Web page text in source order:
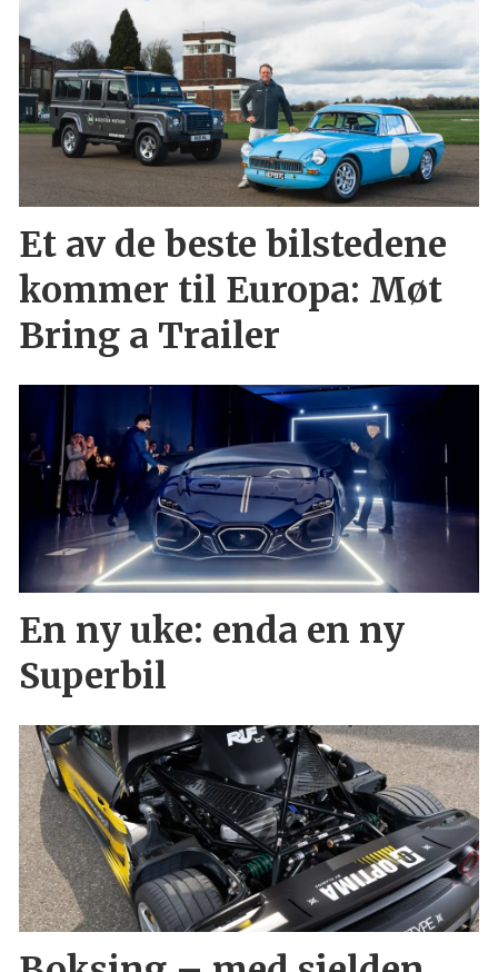
Et av de beste bilstedene
kommer til Europa: Møt
Bring a Trailer
En ny uke: enda en ny
Superbil